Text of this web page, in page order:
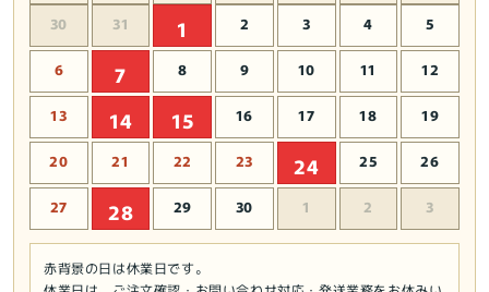
30 31 1 2 3 4 5
6 7 8 9 10 11 12
13 14 15 16 17 18 19
20 21 22 23 24 25 26
27 28 29 30 1 2 3
赤背景の日は休業日です。